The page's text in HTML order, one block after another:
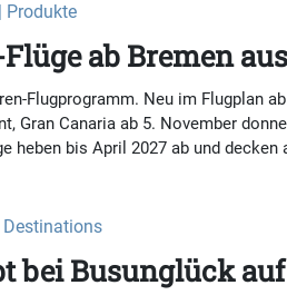
Produkte
ab Bremen aus
Flugprogramm. Neu im Flugplan
Gran Canaria ab 5. November
heben bis April 2027 ab und decken
Destinations
Busunglück auf